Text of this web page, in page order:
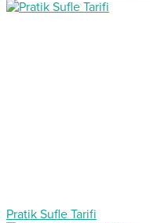
Pratik Sufle Tarifi